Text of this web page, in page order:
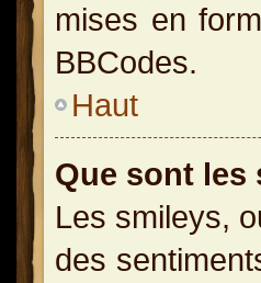
mises en
BBCodes.
Haut
Que sont les
Les smileys,
des